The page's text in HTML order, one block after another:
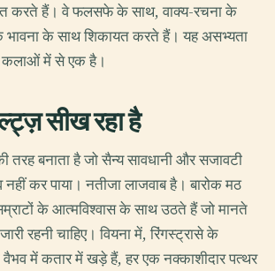
करते हैं। वे फलसफे के साथ, वाक्य-रचना के
भावना के साथ शिकायत करते हैं। यह असभ्यता
कलाओं में से एक है।
सीख रहा है
बनाता है जो सैन्य सावधानी और सजावटी
कर पाया। नतीजा लाजवाब है। बारोक मठ
के आत्मविश्वास के साथ उठते हैं जो मानते
रहनी चाहिए। वियना में, रिंगस्ट्रासे के
में कतार में खड़े हैं, हर एक नक्काशीदार पत्थर